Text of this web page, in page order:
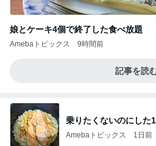
娘とケーキ4個で終了した食べ放題
Amebaトピックス 9時間前
記事を読
乗りたくないのにした
Amebaトピックス 1日前